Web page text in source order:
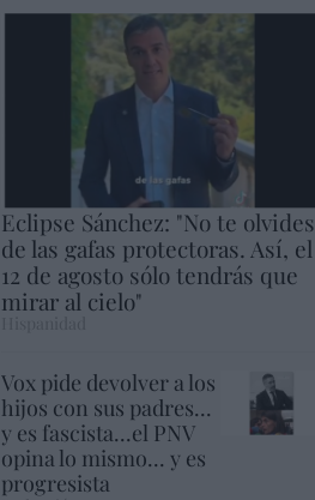
Eclipse Sánchez: "No te olvides
de las gafas protectoras. Así, el
12 de agosto sólo tendrás que
mirar al cielo"
Vox pide devolver a los
hijos con sus padres...
y es fascista...el PNV
opina lo mismo... y es
progresista